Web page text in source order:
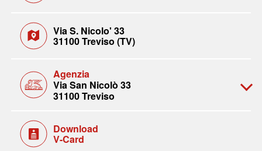
Via S. Nicolo' 33
31100 Treviso (TV)
Agenzia
Via San Nicolò 33
31100 Treviso
Download
V-Card